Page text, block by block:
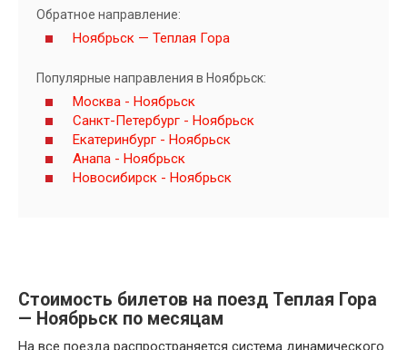
Обратное направление:
Ноябрьск — Теплая Гора
Популярные направления в Ноябрьск:
Москва - Ноябрьск
Санкт-Петербург - Ноябрьск
Екатеринбург - Ноябрьск
Анапа - Ноябрьск
Новосибирск - Ноябрьск
Стоимость билетов на поезд Теплая Гора
— Ноябрьск по месяцам
На все поезда распространяется система динамического